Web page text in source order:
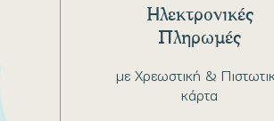
με Χρεωστική &
κάρτα
Ηλεκτρονικές
Πληρωμές